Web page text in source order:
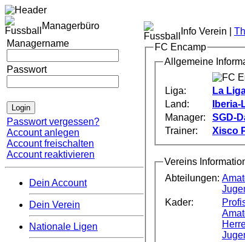
Managerbüro
Managername
Passwort
Passwort vergessen?
Account anlegen
Account freischalten
Account reaktivieren
Dein Account
Dein Verein
Nationale Ligen
Info Verein |
FC Encamp
Allgemeine
Liga: La
Land:
Iberia-
Manager:
SGD-
Trainer:
Xisco
Vereins
Abteilungen:
Kader: